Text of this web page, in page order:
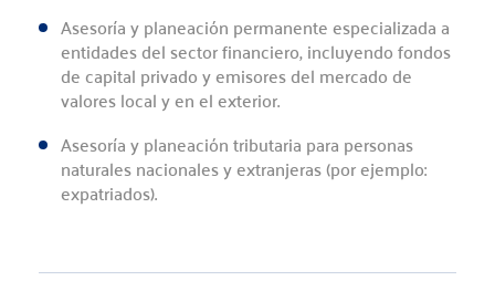
Asesoría y planeación permanente especializada a
entidades del sector financiero, incluyendo fondos
de capital privado y emisores del mercado de
valores local y en el exterior.
Asesoría y planeación tributaria para personas
naturales nacionales y extranjeras (por ejemplo:
expatriados).